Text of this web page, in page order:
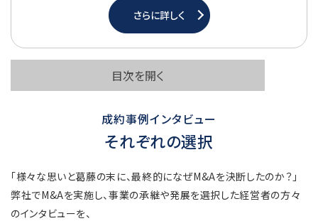
目次を開く
さらに詳しく
成約事例インタビュー
それぞれの選択
「様々な思いと葛藤の末に、最終的になぜM&Aを決断したのか？」
弊社でM&Aを実施し、事業の承継や発展を選択した経営者の方々
のインタビューを、